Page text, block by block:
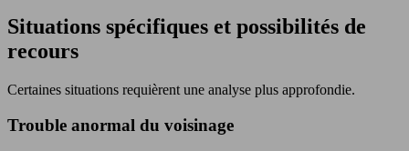
Situations spécifiques et possibilités de
recours
Certaines situations requièrent une analyse plus approfondie.
Trouble anormal du voisinage